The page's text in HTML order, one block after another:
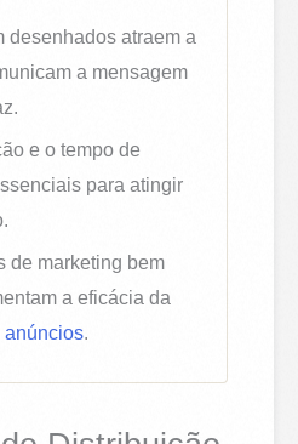
desenhados atraem a
a mensagem
e o tempo de
para atingir
de marketing bem
a eficácia da
anúncios.